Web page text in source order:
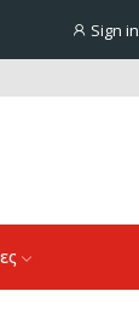
Sign in